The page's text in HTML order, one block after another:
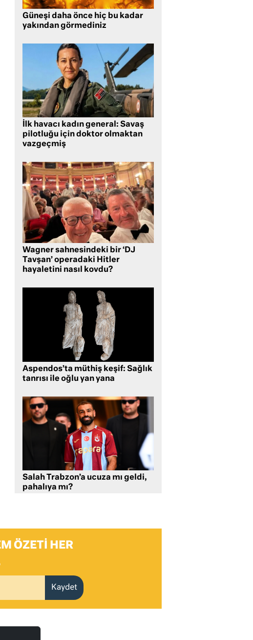
Güneşi daha önce hiç bu kadar
yakından görmediniz
İlk havacı kadın general: Savaş
pilotluğu için doktor olmaktan
vazgeçmiş
Wagner sahnesindeki bir ‘DJ
Tavşan’ operadaki Hitler
hayaletini nasıl kovdu?
Aspendos’ta müthiş keşif: Sağlık
tanrısı ile oğlu yan yana
Salah Trabzon’a ucuza mı geldi,
pahalıya mı?
ÖZETI HER
Kaydet